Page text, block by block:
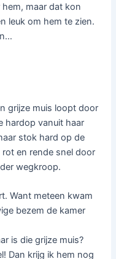
maar dat kon
leuk om hem te zien.
grijze muis loopt door
hardop vanuit haar
stok hard op de
en rende snel door
wegkroop.
Want meteen kwam
bezem de kamer
is die grijze muis?
Dan krijg ik hem nog